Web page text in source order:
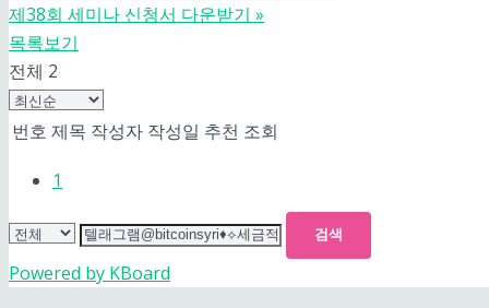
제38회 세미나 신청서 다운받기 »
목록보기
전체 2
번호 제목 작성자 작성일 추천 조회
1
검색
Powered by KBoard